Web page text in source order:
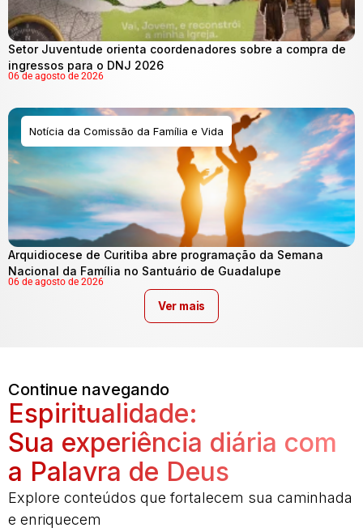
Setor Juventude orienta coordenadores sobre a compra de
ingressos para o DNJ 2026
06 de agosto de 2026
Notícia da Comissão da Família e Vida
Arquidiocese de Curitiba abre programação da Semana
Nacional da Família no Santuário de Guadalupe
06 de agosto de 2026
Ver mais
Continue navegando
Espiritualidade:
Sua experiência diária com
a Palavra de Deus
Explore conteúdos que fortalecem sua caminhada
e enriquecem